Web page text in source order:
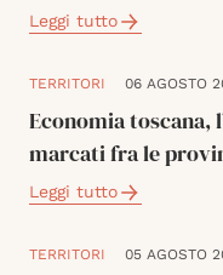
Leggi tutto
TERRITORI 06 AGOSTO
Economia toscana,
marcati fra le
Leggi tutto
TERRITORI 05 AGOSTO